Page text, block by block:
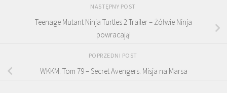
NASTĘPNY POST
Teenage Mutant Ninja Turtles 2 Trailer – Żółwie Ninja
powracają!
POPRZEDNI POST
WKKM. Tom 79 – Secret Avengers. Misja na Marsa